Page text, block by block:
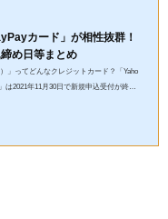
カード」が相性抜群！
め日等まとめ
」ってどんなクレジットカード？「Yaho
2021年11月30日で新規申込受付が終了